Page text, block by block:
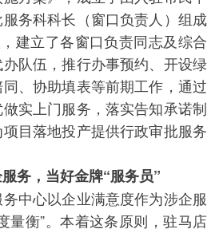
务科科长（窗口负责人）组成
建立了各窗口负责同志及综合
队伍，推行办事预约、开设绿
、协助填表等前期工作，通过
实上门服务，落实告知承诺制
目落地投产提供行政审批服务
服务，当好金牌“服务员”
心以企业满意度作为涉企服
量衡”。本着这条原则，驻马店